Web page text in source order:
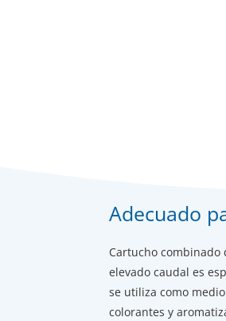
Adecuado
Cartucho combinado
elevado caudal es
se utiliza como
colorantes y